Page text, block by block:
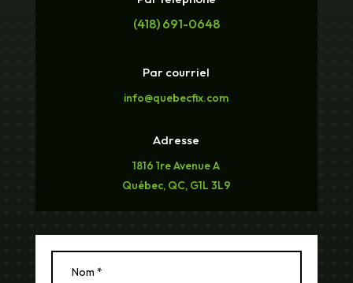
(418) 691-0648
Par courriel
info@quebecfix.com
Adresse
1816 1re Avenue A
Québec, QC, G1L 3L9